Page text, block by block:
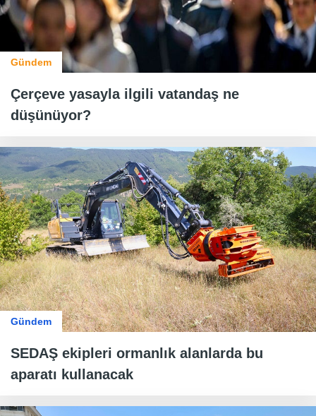
Gündem
Çerçeve yasayla ilgili vatandaş ne
düşünüyor?
Gündem
SEDAŞ ekipleri ormanlık alanlarda bu
aparatı kullanacak